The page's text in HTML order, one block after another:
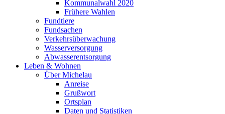
Kommunalwahl 2020
Frühere Wahlen
Fundtiere
Fundsachen
Verkehrsüberwachung
Wasserversorgung
Abwasserentsorgung
Leben & Wohnen
Über Michelau
Anreise
Grußwort
Ortsplan
Daten und Statistiken